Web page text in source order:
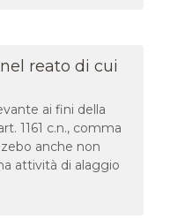
reato di cui
ai fini della
1161 c.n., comma
anche non
attività di alaggio